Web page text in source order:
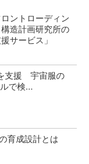
ントローディン
造計画研究所の
サービス」
支援 宇宙服の
で検...
育成設計とは